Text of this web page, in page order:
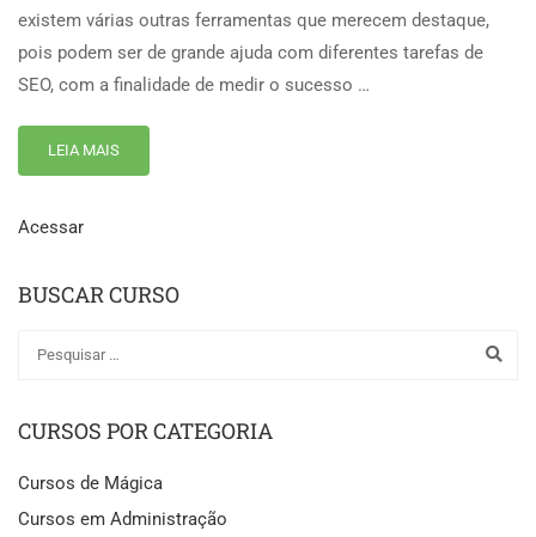
existem várias outras ferramentas que merecem destaque,
pois podem ser de grande ajuda com diferentes tarefas de
SEO, com a finalidade de medir o sucesso …
LEIA MAIS
Acessar
BUSCAR CURSO
CURSOS POR CATEGORIA
Cursos de Mágica
Cursos em Administração